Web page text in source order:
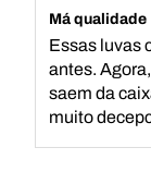
Má qualidade
Essas luvas
antes.
saem da
muito